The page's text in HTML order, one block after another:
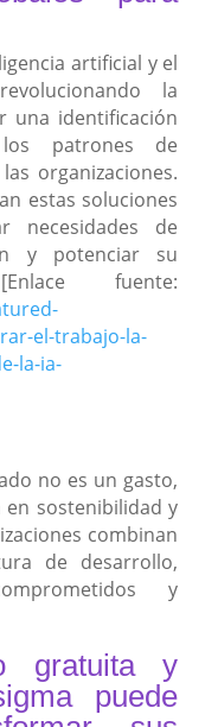
artificial y el
la
una identificación
patrones de
organizaciones.
estas soluciones
necesidades de
y potenciar su
fuente:
el-trabajo-la-
la-ia-
no es un gasto,
sostenibilidad y
combinan
de desarrollo,
y
gratuita y
puede